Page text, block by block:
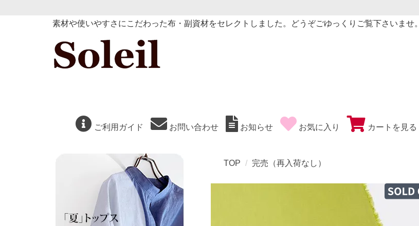
素材や使いやすさにこだわった布・副資材をセレクトしました。どうぞごゆっくりご覧下さいませ。
ご利用ガイド お問い合わせ お知らせ お気に入り カートを見る
TOP 完売（再入荷なし）